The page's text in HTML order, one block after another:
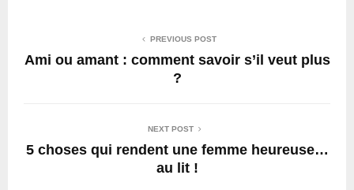
PREVIOUS POST
Ami ou amant : comment savoir s’il veut plus
?
NEXT POST
5 choses qui rendent une femme heureuse…
au lit !